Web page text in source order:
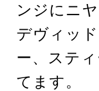
ンジにニ
デヴィッ
ー、ステ
てます。